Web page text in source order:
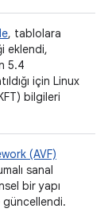
, tablolara
eklendi,
5.4
için Linux
bilgileri
(AVF)
sanal
bir yapı
güncellendi.